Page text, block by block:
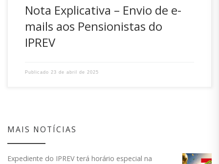
Nota Explicativa – Envio de e-
mails aos Pensionistas do
IPREV
Publicado 23 de abril de 2025
MAIS NOTÍCIAS
Expediente do IPREV terá horário especial na